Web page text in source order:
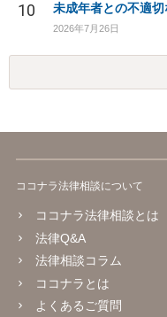
10 未成年者との不適
2026年7月26日
ココナラ法律相談について
ココナラ法律相談とは
法律Q&A
法律相談コラム
ココナラとは
よくあるご質問